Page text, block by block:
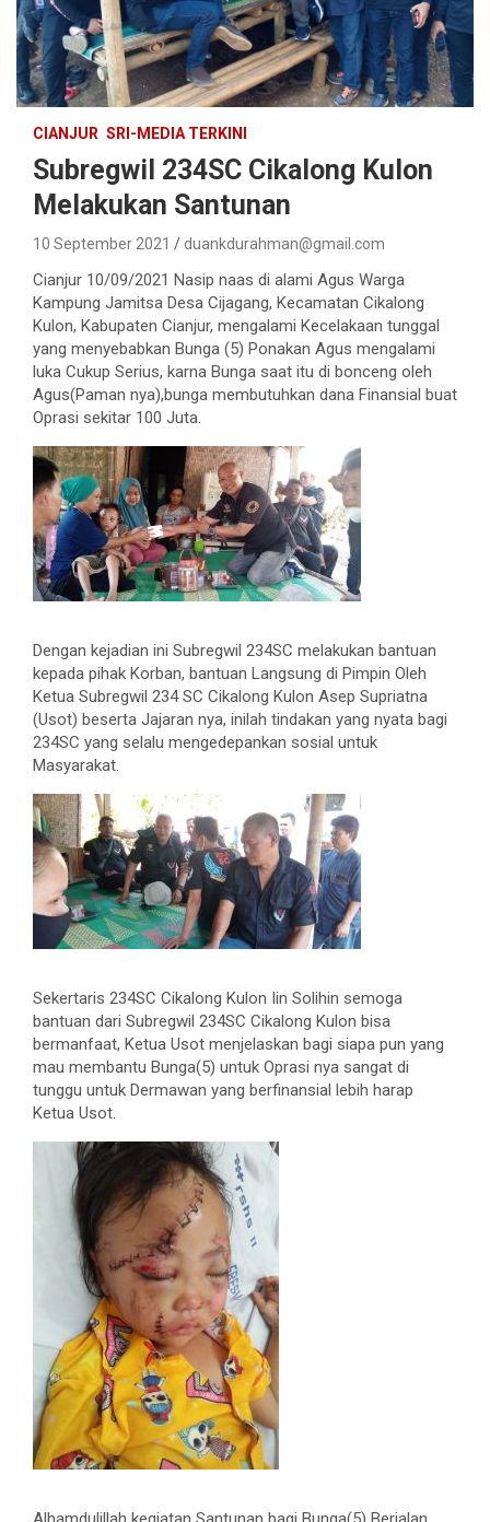
CIANJUR SRI-MEDIA TERKINI
Subregwil 234SC Cikalong Kulon
Melakukan Santunan
10 September 2021 duankdurahman@gmail.com
Cianjur 10/09/2021 Nasip naas di alami Agus Warga
Kampung Jamitsa Desa Cijagang, Kecamatan Cikalong
Kulon, Kabupaten Cianjur, mengalami Kecelakaan tunggal
yang menyebabkan Bunga (5) Ponakan Agus mengalami
luka Cukup Serius, karna Bunga saat itu di bonceng oleh
Agus(Paman nya),bunga membutuhkan dana Finansial buat
Oprasi sekitar 100 Juta.
Dengan kejadian ini Subregwil 234SC melakukan bantuan
kepada pihak Korban, bantuan Langsung di Pimpin Oleh
Ketua Subregwil 234 SC Cikalong Kulon Asep Supriatna
(Usot) beserta Jajaran nya, inilah tindakan yang nyata bagi
234SC yang selalu mengedepankan sosial untuk
Masyarakat.
Sekertaris 234SC Cikalong Kulon Iin Solihin semoga
bantuan dari Subregwil 234SC Cikalong Kulon bisa
bermanfaat, Ketua Usot menjelaskan bagi siapa pun yang
mau membantu Bunga(5) untuk Oprasi nya sangat di
tunggu untuk Dermawan yang berfinansial lebih harap
Ketua Usot.